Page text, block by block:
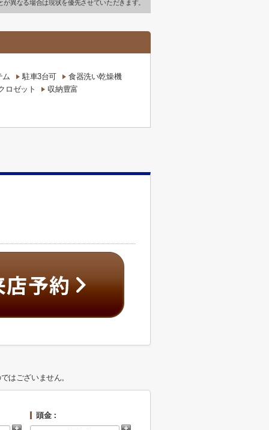
異なる場合は現状を優先させていただきます。
ム 駐車3台可
食器洗い乾燥機
ロゼット
収納豊富
はございません。
頭金：